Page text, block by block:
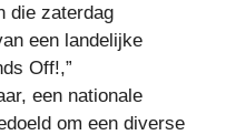
die zaterdag
een landelijke
Off!,”
een nationale
om een ​​diverse